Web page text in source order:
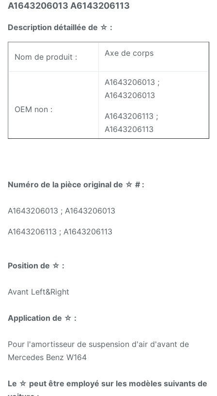
A1643206013 A6143206113
Description détaillée de ☆ :
Nom de produit : Axe de corps
OEM non :
A1643206013 ;
A1643206013
A1643206113 ;
A1643206113
Modèle non :
A1643206113
Pour Mercedes-Benz
Garantie :
MOQ : 10 PCs
Délai de livraison : 3-5 jours
Numéro de la pièce original de ☆ # :
A1643206013 ; A1643206013
A1643206113 ; A1643206113
Position de ☆ :
Avant Left&Right
Application de ☆ :
Pour l'amortisseur de suspension d'air d'avant de
Mercedes Benz W164
Le ☆ peut être employé sur les modèles suivants de